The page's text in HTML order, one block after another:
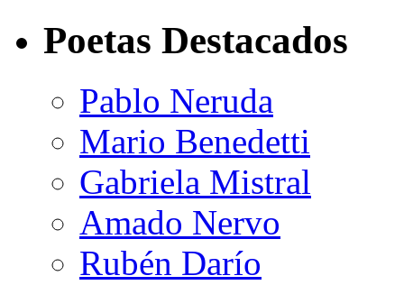
Poetas Destacados
Pablo Neruda
Mario Benedetti
Gabriela Mistral
Amado Nervo
Rubén Darío